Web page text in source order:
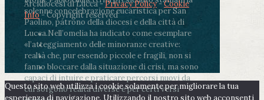
solenne concelebrazione eucaristica per San
Paolino, patrono della diocesi e della città di
Lucca.Nell’omelia ha indicato come esemplare
«l’atteggiamento delle minoranze creative:
realtà che, pur essendo piccole e fragili, non si
fanno bloccare dalla situazione di crisi, ma sono
capaci di intuire e praticare percorsi nuovi da
cui sorgono realtà diverse e per certi versi
Arcidiocesi di Lucca -Privacy Policy-Cookie
Info- Copyright reserved
Questo sito web utilizza i cookie solamente per migliorare la tua
esperienza di navigazione. Utilizzando il nostro sito web acconsenti